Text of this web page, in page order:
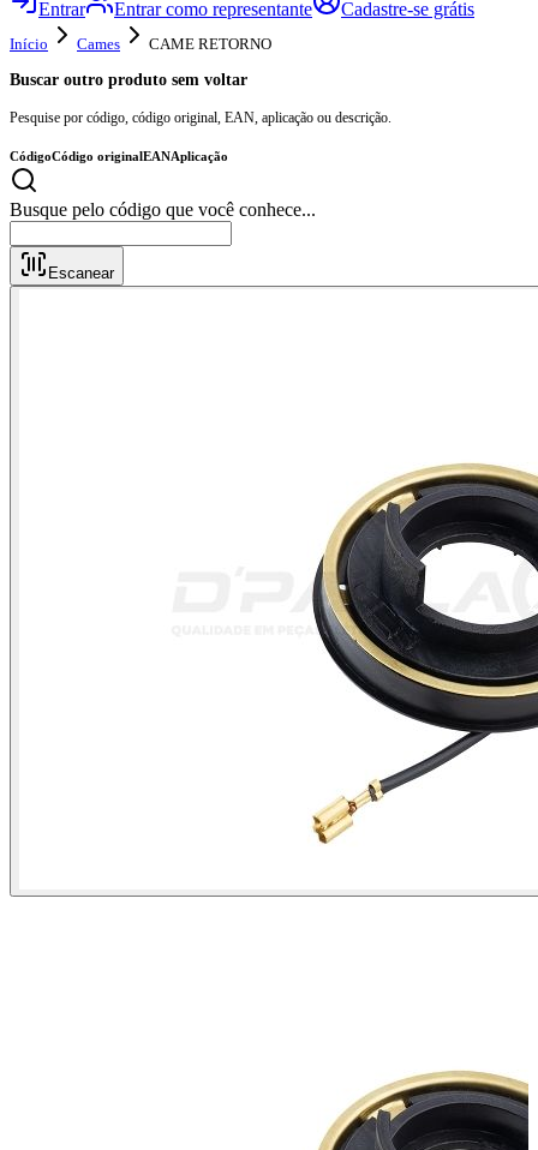
Entrar Entrar como representante Cadastre-se grátis
Início Cames
CAME RETORNO
Buscar outro produto sem voltar
Pesquise por código, código original, EAN, aplicação ou descrição.
CódigoCódigo originalEANAplicação
Busque pelo código que você conhe
Escanear